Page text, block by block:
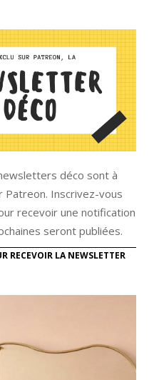
déco sont à
Patreon. Inscrivez-vous
recevoir une notification
seront publiées.
RECEVOIR LA NEWSLETTER